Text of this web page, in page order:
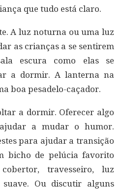
que tudo está claro.
A luz noturna ou uma luz
as crianças a se sentirem
escura como elas se
a dormir. A lanterna na
boa pesadelo-caçador.
a dormir. Oferecer algo
a mudar o humor.
para ajudar a transição
bicho de pelúcia favorito
travesseiro, luz
Ou discutir alguns